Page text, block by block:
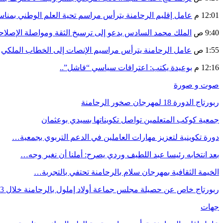
12:01 م عامل إقليم الرحامنة يترأس مراسم تحية العلم الوطني
9:40 ص الملك محمد السادس يدعو إلى ترسيخ الثقة ومواصلة
1:55 ص عامل الرحامنة يترأس مراسيم الإنصات إلى الخطاب الملكي
12:16 م بوعيدة يكتب: اعترافات سياسي “فاشل”..
صوت و صورة
ربورتاج الدورة 18 لمهرجان صخور الرحامنة
جمعية كوكب المتعلمين تواصل تكويناتها بسيدي بوعثمان
دورة تكوينية لتعزيز مهارات العاملين في الدعم التربوي بجمعية…
بعد انتخابه رئيسا عبد اللطيف وردي يصرح: أملنا أن نغير وجه…
الخيمة الثقافية بمهرجان سلام بالرحامنة تحتفي بالتجربة…
ربورتاج خاص عن حصيلة مجلس جماعة أولاد إملول بالرحامنة خلال 3…
جهات